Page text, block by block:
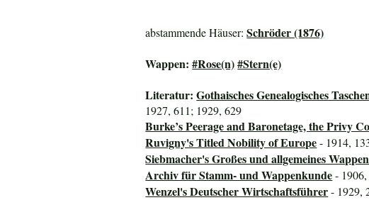
abstammende Häuser:Schröder (1876)
Wappen:#Rose(n)#Stern(e)
Literatur:Gothaisches Genealogisches
1927, 611; 1929, 629
Burke’s Peerage and Baronetage, the Privy
Ruvigny's Titled Nobility of Europe- 1914,
Siebmacher's Großes und allgemeines
Archiv für Stamm- und Wappenkunde-
Wenzel's Deutscher Wirtschaftsführer- 1929,